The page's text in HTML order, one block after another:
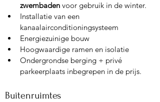
zwembaden voor gebruik in de winter.
Installatie van een
kanaalairconditioningsysteem
Energiezuinige bouw
Hoogwaardige ramen en isolatie
Ondergrondse berging + privé
parkeerplaats inbegrepen in de prijs.
Buitenruimtes